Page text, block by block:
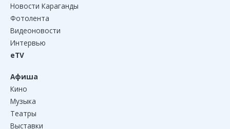
Новости Караганды
Фотолента
Видеоновости
Интервью
eTV
Афиша
Кино
Музыка
Театры
Выставки